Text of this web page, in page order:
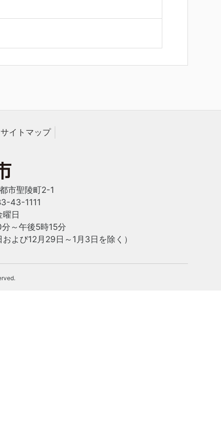
サイトマップ
市聖陵町2-1
43-1111
日
～午後5時15分
よび12月29日～1月3日を除く）